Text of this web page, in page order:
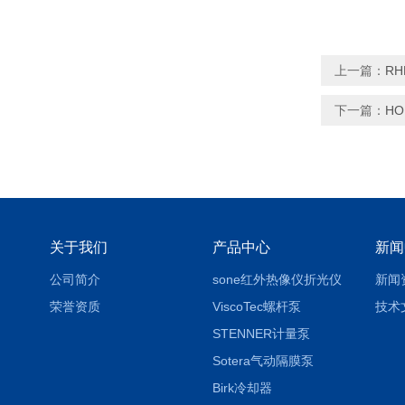
上一篇：
下一篇：
关于我们
公司简介
荣誉资质
产品中心
sone红外热像仪折光仪
ViscoTec螺杆泵
STENNER计量泵
Sotera气动隔膜泵
Birk冷却器
新
新闻
技术